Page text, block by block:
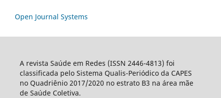
Open Journal Systems
A revista Saúde em Redes (ISSN 2446-4813) foi
classificada pelo Sistema Qualis-Periódico da CAPES
no Quadriênio 2017/2020 no estrato B3 na área mãe
de Saúde Coletiva.